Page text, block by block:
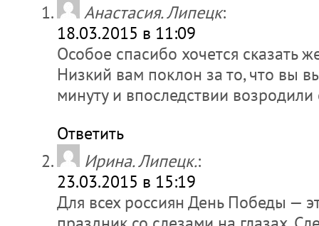
Анастасия. Липецк:
18.03.2015 в 11:09
Особое спасибо хочется сказать
Низ­кий вам поклон за то, что вы
минуту и впоследствии возродили
Ответить
Ирина. Липецк.:
23.03.2015 в 15:19
Для всех россиян День Победы —